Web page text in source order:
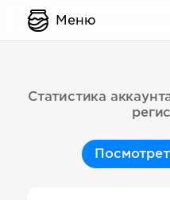
Меню
Статистика